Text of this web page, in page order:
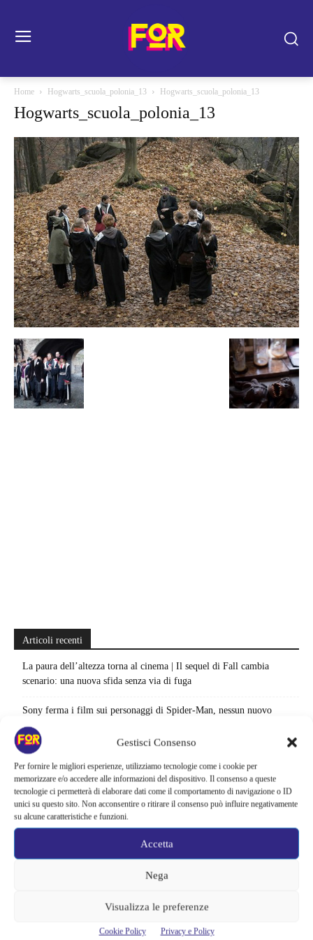
Gestisci Consenso
Per fornire le migliori esperienze, utilizziamo tecnologie come i cookie per
memorizzare e/o accedere alle informazioni del dispositivo. Il consenso a queste
tecnologie ci permetterà di elaborare dati come il comportamento di navigazione o ID
unici su questo sito. Non acconsentire o ritirare il consenso può influire negativamente
su alcune caratteristiche e funzioni.
Accetta
Nega
Visualizza le preferenze
Cookie Policy Privacy e Policy
Home Hogwarts_scuola_polonia_13 Hogwarts_scuola_polonia_13
Hogwarts_scuola_polonia_13
Articoli recenti
La paura dell’altezza torna al cinema | Il sequel di Fall cambia
scenario: una nuova sfida senza via di fuga
Sony ferma i film sui personaggi di Spider-Man, nessun nuovo
progetto è in sviluppo: cosa resta dell’esperimento
Netflix saluta 16 titoli ad agosto 2026 | 3 serie e 13 film lasciano il
catalogo: le date da segnare per l’ultimo rewatch
Netflix indaga sul lato oscuro del pollo fritto | Mo Gilligan affronta
84 pasti in 28 giorni: da guardare subito
Uno splendido errore 3 arriva su Netflix, l’ora esatta del debutto in
italia: quando saranno disponibili gli episodi
e debutti: gli appuntamenti da non perdere
Film Marvel in ordine cronologico | Come guardare film e serie del